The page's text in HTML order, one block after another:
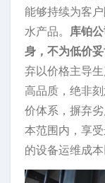
能够持续为客
水产品。 库铂
身，不为低价
弃以价格主导
高品质，绝非
价体系，摒弃
本范围内，享
的设备运维成